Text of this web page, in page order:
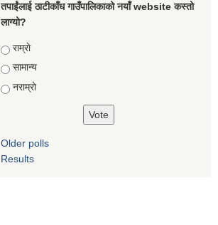
तपाईंलाई ठाटीकाँध गाउँपालिकाको नयाँ website कस्तो
लाग्यो?
Choices
राम्राे
सामान्य
नराम्राे
Older polls
Results